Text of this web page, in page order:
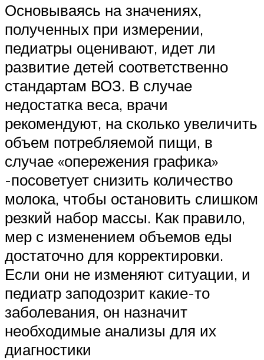
Основываясь на значениях,
полученных при измерении,
педиатры оценивают, идет ли
развитие детей соответственно
стандартам ВОЗ. В случае
недостатка веса, врачи
рекомендуют, на сколько увеличить
объем потребляемой пищи, в
случае «опережения графика»
-посоветует снизить количество
молока, чтобы остановить слишком
резкий набор массы. Как правило,
мер с изменением объемов еды
достаточно для корректировки.
Если они не изменяют ситуации, и
педиатр заподозрит какие-то
заболевания, он назначит
необходимые анализы для их
диагностики